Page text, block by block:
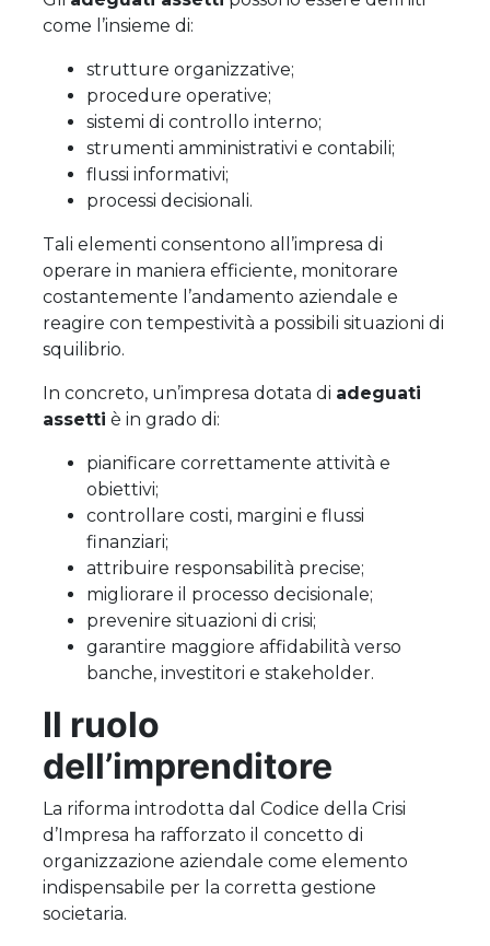
come l’insieme di:
strutture organizzative;
procedure operative;
sistemi di controllo interno;
strumenti amministrativi e contabili;
flussi informativi;
processi decisionali.
Tali elementi consentono all’impresa di
operare in maniera efficiente, monitorare
costantemente l’andamento aziendale e
reagire con tempestività a possibili situazioni di
squilibrio.
In concreto, un’impresa dotata di adeguati
assetti è in grado di:
pianificare correttamente attività e
obiettivi;
controllare costi, margini e flussi
finanziari;
attribuire responsabilità precise;
migliorare il processo decisionale;
prevenire situazioni di crisi;
garantire maggiore affidabilità verso
banche, investitori e stakeholder.
Il ruolo
dell’imprenditore
La riforma introdotta dal Codice della Crisi
d’Impresa ha rafforzato il concetto di
organizzazione aziendale come elemento
indispensabile per la corretta gestione
societaria.